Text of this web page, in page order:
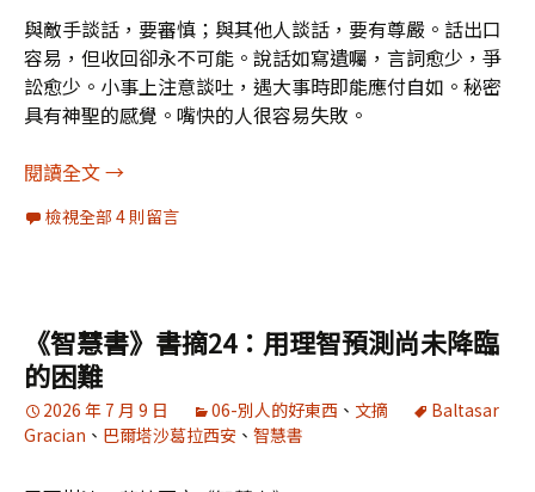
與敵手談話，要審慎；與其他人談話，要有尊嚴。話出口
容易，但收回卻永不可能。說話如寫遺囑，言詞愈少，爭
訟愈少。小事上注意談吐，遇大事時即能應付自如。秘密
具有神聖的感覺。嘴快的人很容易失敗。
閱讀全文《智慧書》書摘25：你的成功是對與你為惡的人的
→
檢視全部 4 則留言
《智慧書》書摘24：用理智預測尚未降臨
的困難
2026 年 7 月 9 日 06-別人的好東西 、 文摘
Baltasar
Gracian 、 巴爾塔沙葛拉西安 、 智慧書